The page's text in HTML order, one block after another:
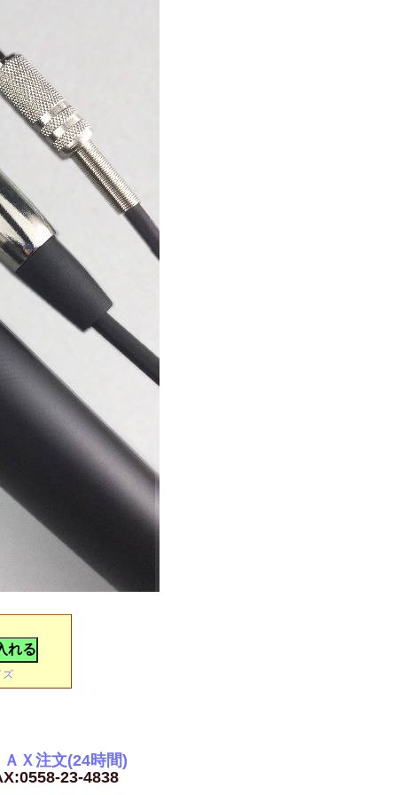
ズ
Ｘ注文(24時間)
23-4838